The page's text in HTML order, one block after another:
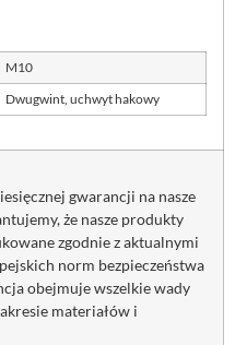
M10
Dwugwint, uchwyt hakowy
gwarancji na nasze
że nasze produkty
zgodnie z aktualnymi
norm bezpieczeństwa
obejmuje wszelkie wady
materiałów i